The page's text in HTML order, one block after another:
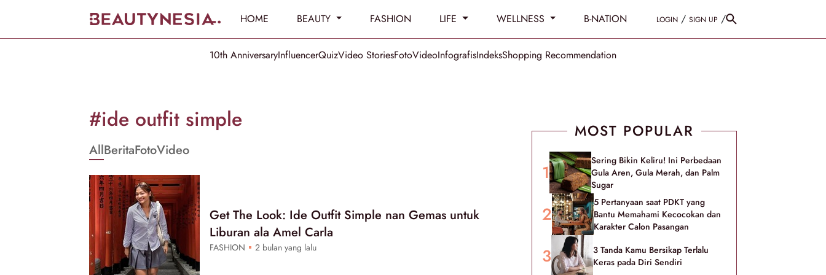
HOME BEAUTY FASHION LIFE WELLNESS B-NATION LOGIN / SIGN UP /
10th AnniversaryInfluencerQuizVideo StoriesFotoVideoInfografisIndeksShopping Recommendation
[GET_DATA_TITLE]
Beautynesia
#ide outfit simple
AllBeritaFotoVideo
Get The Look: Ide Outfit Simple nan Gemas untuk
Liburan ala Amel Carla
FASHION 2 bulan yang lalu
MOST POPULAR
Sering Bikin Keliru! Ini Perbedaan
Gula Aren, Gula Merah, dan Palm
Sugar
5 Pertanyaan saat PDKT yang
Bantu Memahami Kecocokan dan
Karakter Calon Pasangan
3 Tanda Kamu Bersikap Terlalu
Keras pada Diri Sendiri